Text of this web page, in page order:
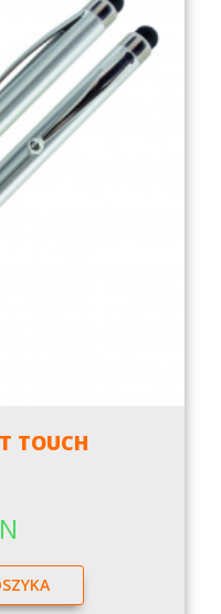
TOUCH